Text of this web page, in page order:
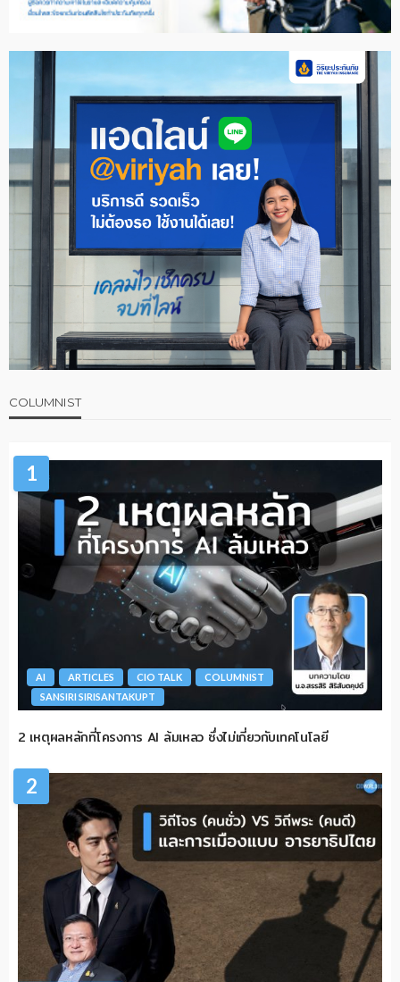
COLUMNIST
1
AI ARTICLES CIO TALK
COLUMNIST
SANSIRI SIRISANTAKUPT
2 เหตุผลหลักที่โครงการ AI ล้มเหลว ซึ่งไม่เกี่ยวกับเทคโนโลยี
2